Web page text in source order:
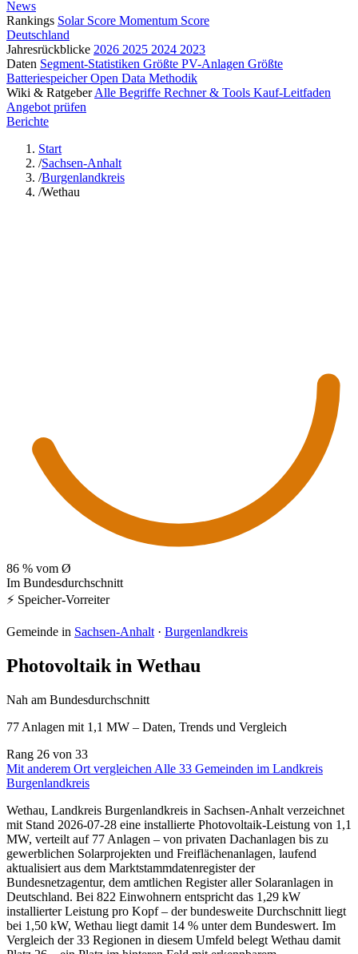
News
Rankings Solar Score Momentum Score
Deutschland
Jahresrückblicke 2026 2025 2024 2023
Daten Segment-Statistiken Größte PV-Anlagen Größte
BatteriespeicherOpen Data Methodik
Wiki & Ratgeber Alle Begriffe Rechner & Tools Kauf-Leitfaden
Angebot prüfen
Berichte
Start
/Sachsen-Anhalt
/Burgenlandkreis
/Wethau
86 % vom Ø
Im Bundesdurchschnitt
⚡ Speicher-Vorreiter
Gemeinde in Sachsen-Anhalt · Burgenlandkreis
Photovoltaik in Wethau
Nah am Bundesdurchschnitt
77 Anlagen mit 1,1 MW – Daten, Trends und Vergleich
Rang 26 von 33
Mit anderem Ort vergleichen Alle 33 Gemeinden im Landkreis
Burgenlandkreis
Wethau, Landkreis Burgenlandkreis in Sachsen-Anhalt verzeichnet
mit Stand 2026-07-28 eine installierte Photovoltaik-Leistung von 1,1
MW, verteilt auf 77 Anlagen – von privaten Dachanlagen bis zu
gewerblichen Solarprojekten und Freiflächenanlagen, laufend
aktualisiert aus dem Marktstammdatenregister der
Bundesnetzagentur, dem amtlichen Register aller Solaranlagen in
Deutschland. Bei 822 Einwohnern entspricht das 1,29 kW
installierter Leistung pro Kopf – der bundesweite Durchschnitt liegt
bei 1,50 kW, Wethau liegt damit 14 % unter dem Bundeswert. Im
Vergleich der 33 Regionen in diesem Umfeld belegt Wethau damit